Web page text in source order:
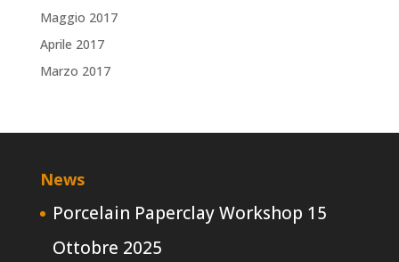
Maggio 2017
Aprile 2017
Marzo 2017
News
Porcelain Paperclay Workshop 15
Ottobre 2025